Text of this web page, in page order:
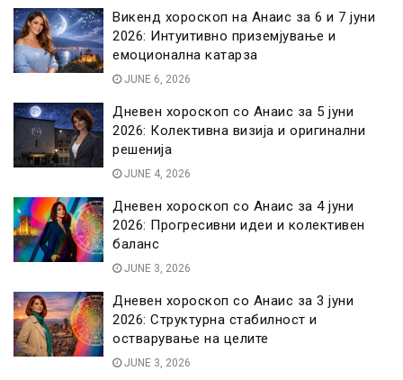
Викенд хороскоп на Анаис за 6 и 7 јуни
2026: Интуитивно приземјување и
емоционална катарза
JUNE 6, 2026
Дневен хороскоп со Анаис за 5 јуни
2026: Колективна визија и оригинални
решенија
JUNE 4, 2026
Дневен хороскоп со Анаис за 4 јуни
2026: Прогресивни идеи и колективен
баланс
JUNE 3, 2026
Дневен хороскоп со Анаис за 3 јуни
2026: Структурна стабилност и
остварување на целите
JUNE 3, 2026